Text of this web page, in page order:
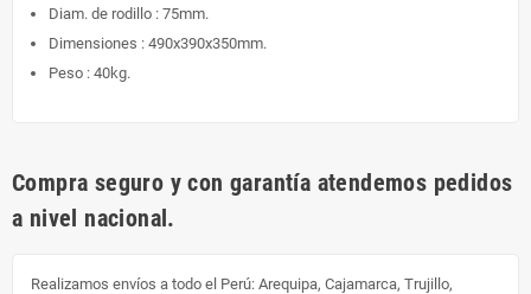
Diam. de rodillo : 75mm.
Dimensiones : 490x390x350mm.
Peso : 40kg.
Compra seguro y con garantía atendemos pedidos
a nivel nacional.
Realizamos envíos a todo el Perú: Arequipa, Cajamarca, Trujillo,